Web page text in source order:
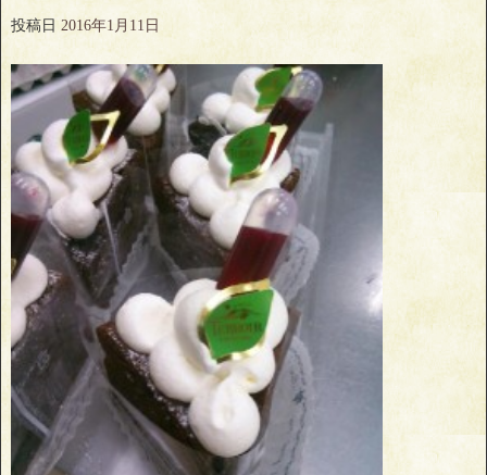
投稿日 2016年1月11日